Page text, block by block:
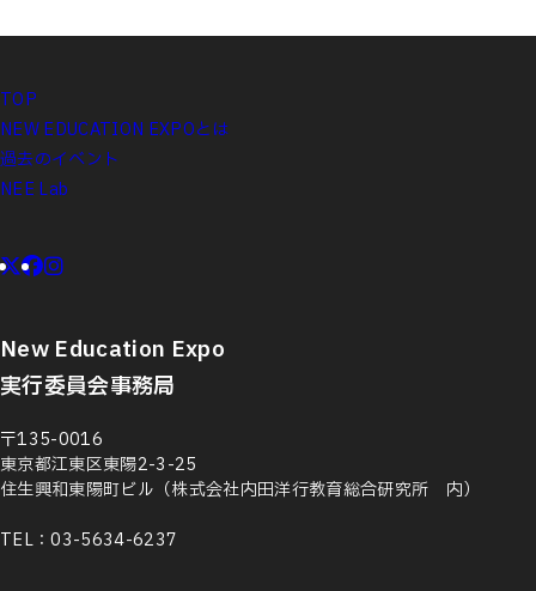
TOP
NEW EDUCATION EXPOとは
過去のイベント
NEE Lab
New Education Expo
実行委員会事務局
〒135-0016
東京都江東区東陽2-3-25
住生興和東陽町ビル（株式会社内田洋行教育総合研究所 内）
TEL：03-5634-6237